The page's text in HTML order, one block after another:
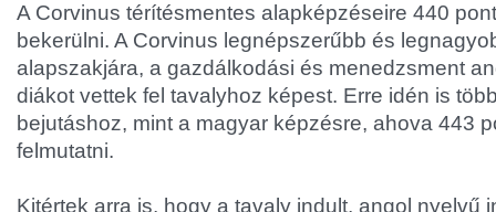
A Corvinus térítésmentes alapképzéseire 440
bekerülni. A Corvinus legnépszerűbb és
alapszakjára, a gazdálkodási és menedzsment
diákot vettek fel tavalyhoz képest. Erre idén is
bejutáshoz, mint a magyar képzésre, ahova 443
felmutatni.
Kitértek arra is, hogy a tavaly indult, angol nyelvű